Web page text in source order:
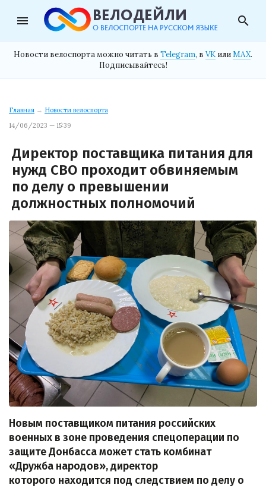
menu search
Новости велоспорта можно читать в Telegram, в VK илиMAX.
Подписывайтесь!
Главная → Новости велоспорта
14/06/2023 — 15:39
Директор поставщика питания для
нужд СВО проходит обвиняемым
по делу о превышении
должностных полномочий
Новым поставщиком питания российских
военных в зоне проведения спецоперации по
защите Донбасса может стать комбинат
«Дружба народов», директор
которого находится под следствием по делу о